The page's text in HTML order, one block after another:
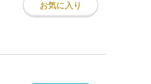
お気に入り